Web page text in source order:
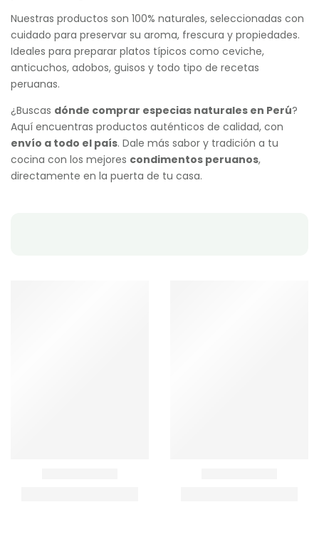
Nuestras productos son 100% naturales, seleccionadas con
cuidado para preservar su aroma, frescura y propiedades.
Ideales para preparar platos típicos como ceviche,
anticuchos, adobos, guisos y todo tipo de recetas
peruanas.
¿Buscas dónde comprar especias naturales en Perú?
Aquí encuentras productos auténticos de calidad, con
envío a todo el país. Dale más sabor y tradición a tu
cocina con los mejores condimentos peruanos,
directamente en la puerta de tu casa.